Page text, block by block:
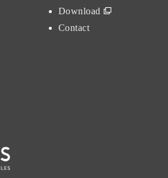
Download
Contact